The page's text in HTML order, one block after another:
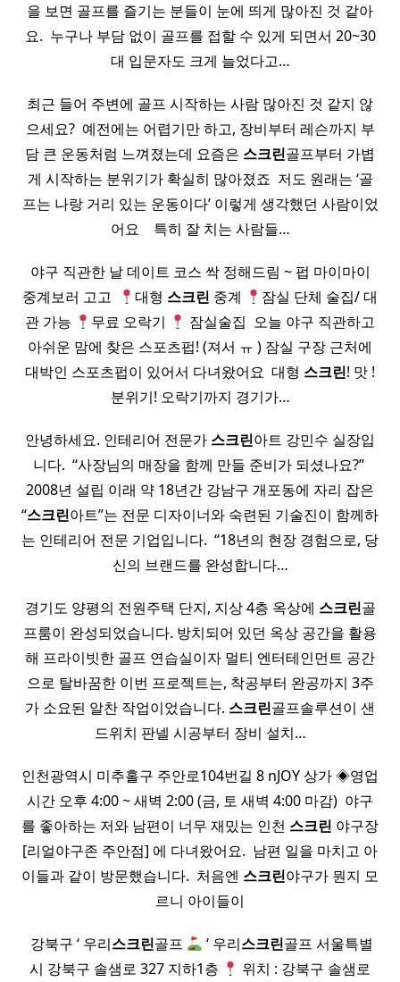
을 보면 골프를 즐기는 분들이 눈에 띄게 많아진 것 같아
요. ​ 누구나 부담 없이 골프를 접할 수 있게 되면서 20~30
대 입문자도 크게 늘었다고…
최근 들어 주변에 골프 시작하는 사람 많아진 것 같지 않
으세요? ​ 예전에는 어렵기만 하고, 장비부터 레슨까지 부
담 큰 운동처럼 느껴졌는데 요즘은 스크린골프부터 가볍
게 시작하는 분위기가 확실히 많아졌죠 ​ 저도 원래는 ‘골
프는 나랑 거리 있는 운동이다’ 이렇게 생각했던 사람이었
어요 ​ ​ ​ 특히 잘 치는 사람들…
야구 직관한 날 데이트 코스 싹 정해드림 ~ 펍 마이마이
중계보러 고고 ​
대형 스크린 중계
잠실 단체 술집/ 대
관 가능
무료 오락기
잠실술집 ​ 오늘 야구 직관하고
아쉬운 맘에 찾은 스포츠펍! (져서 ㅠ ) 잠실 구장 근처에
대박인 스포츠펍이 있어서 다녀왔어요 ​ 대형 스크린! 맛 !
분위기! 오락기까지 경기가…
안녕하세요. 인테리어 전문가 스크린아트 강민수 실장입
니다. ​ “사장님의 매장을 함께 만들 준비가 되셨나요?” ​
2008년 설립 이래 약 18년간 강남구 개포동에 자리 잡은
“스크린아트”는 전문 디자이너와 숙련된 기술진이 함께하
는 인테리어 전문 기업입니다. ​ “18년의 현장 경험으로, 당
신의 브랜드를 완성합니다…
경기도 양평의 전원주택 단지, 지상 4층 옥상에 스크린골
프룸이 완성되었습니다. 방치되어 있던 옥상 공간을 활용
해 프라이빗한 골프 연습실이자 멀티 엔터테인먼트 공간
으로 탈바꿈한 이번 프로젝트는, 착공부터 완공까지 3주
가 소요된 알찬 작업이었습니다. 스크린골프솔루션이 샌
드위치 판넬 시공부터 장비 설치…
인천광역시 미추홀구 주안로104번길 8 nJOY 상가 ◈영업
시간 오후 4:00 ~ 새벽 2:00 (금, 토 새벽 4:00 마감) ​ 야구
를 좋아하는 저와 남편이 너무 재밌는 인천 스크린 야구장
[리얼야구존 주안점] 에 다녀왔어요. ​ 남편 일을 마치고 아
이들과 같이 방문했습니다. ​ 처음엔 스크린야구가 뭔지 모
르니 아이들이
​ 강북구 ‘ 우리스크린골프 ‘ 우리스크린골프 서울특별
시 강북구 솔샘로 327 지하1층
위치 : 강북구 솔샘로